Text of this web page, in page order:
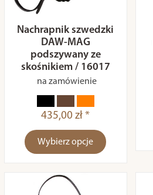
Nachrapnik szwedzki
DAW-MAG
podszywany ze
skośnikiem / 16017
na zamówienie
435,00 zł *
Wybierz opcje